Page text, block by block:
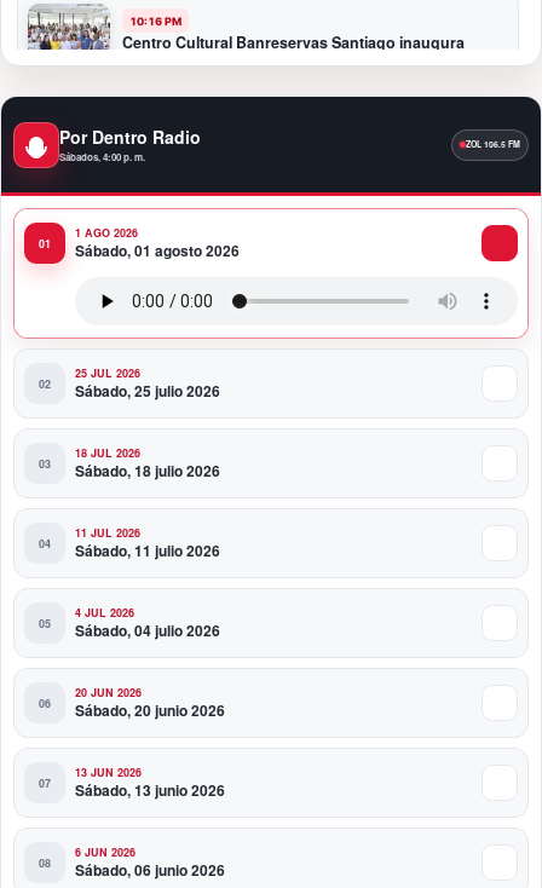
10:16 PM
Centro Cultural Banreservas Santiago inaugura
Primer Congreso de Artesanos de Santiago
Premios a la Moda Dominicana celebró su quinta
edición en el Teatro Nacional
11:58 PM
Presidente Abinader viaja a Colombia para participar
Por Dentro Radio
Sábados, 4:00 p. m.
1 AGO 2026
Sábado, 01 agosto 2026
25 JUL 2026
Sábado, 25 julio 2026
18 JUL 2026
Sábado, 18 julio 2026
11 JUL 2026
Sábado, 11 julio 2026
4 JUL 2026
Sábado, 04 julio 2026
20 JUN 2026
Sábado, 20 junio 2026
13 JUN 2026
Sábado, 13 junio 2026
6 JUN 2026
Sábado, 06 junio 2026